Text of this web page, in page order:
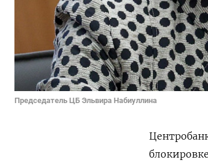
Председатель ЦБ Эльвира Набиуллина